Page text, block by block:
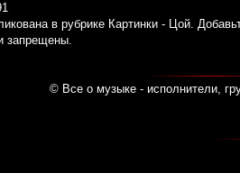
в рубрике Картинки - Цой.
запрещены.
© Все о музыке - исполнители,